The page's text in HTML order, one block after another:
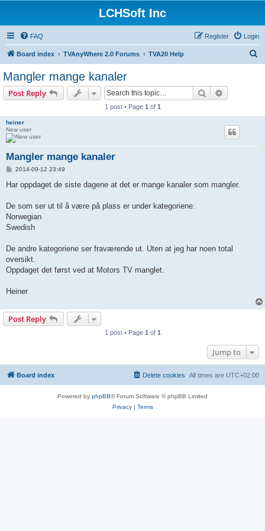
LCHSoft Inc
FAQ Login
Register
Board index TVAnyWhere 2.0 Forums TVA20 Help
Mangler mange kanaler
Post Reply Search
1 post • Page 1 of 1
heiner
New user
Mangler mange kanaler
P
s
2014-09-12 23:49
Har oppdaget de siste dagene at det er mange kanaler som mangler.
De som ser ut til å være på plass er under kategoriene:
Norwegian
Swedish
De andre kategoriene ser fraværende ut. Uten at jeg har noen total
oversikt.
Oppdaget det først ved at Motors TV manglet.
Heiner
Post Reply
1 post • Page 1 of 1
Jump to
Board index All times are UTC+02:00
Delete cookies
Powered by phpBB® Forum Software © phpBB Limited
Privacy| Terms